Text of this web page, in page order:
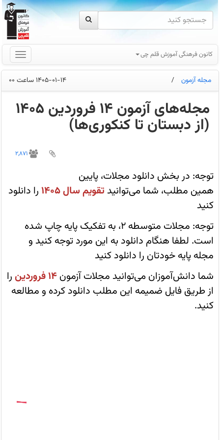
کانون فرهنگی آموزش قلم چی
مجله آزمون / 1405-01-14 ساعت 00
مجله‌های آزمون 14 فروردین 1405
(از دبستان تا کنکوری‌ها)
14
را
از
طریق
ضمیمه
این
مطلب
دانلود
کرده
و
کنید.
2,871
توجه: در بخش دانلود مجلات، پایین
همین مطلب، شما می‌توانید تقویم سال 1405
را دانلود
کنید
توجه: مجلات متوسطه 2، به تفکیک پایه چاپ شده
است. لطفا هنگام دانلود به این مورد توجه کنید و
مجله پایه خودتان را دانلود کنید
شما دانش‌آموزان می‌توانید مجلات آزمون14 فروردین
را
از طریق فایل ضمیمه این مطلب دانلود کرده و مطالعه
کنید.